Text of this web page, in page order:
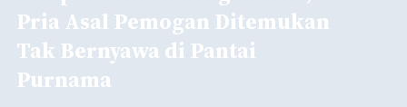
Pria Asal Pemogan Ditemukan
Tak Bernyawa di Pantai
Purnama